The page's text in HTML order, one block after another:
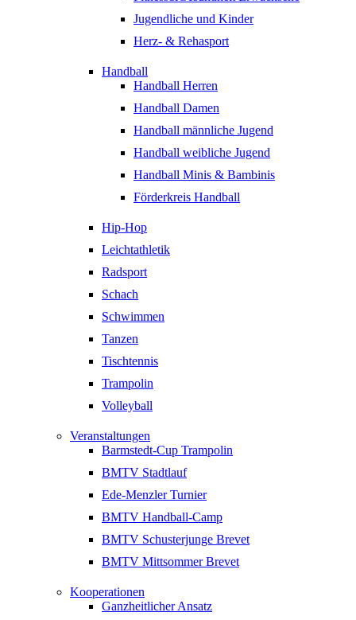
Jugendliche und Kinder
Herz- & Rehasport
Handball
Handball Herren
Handball Damen
Handball männliche Jugend
Handball weibliche Jugend
Handball Minis & Bambinis
Förderkreis Handball
Hip-Hop
Leichtathletik
Radsport
Schach
Schwimmen
Tanzen
Tischtennis
Trampolin
Volleyball
Veranstaltungen
Barmstedt-Cup Trampolin
BMTV Stadtlauf
Ede-Menzler Turnier
BMTV Handball-Camp
BMTV Schusterjunge Brevet
BMTV Mittsommer Brevet
Kooperationen
Ganzheitlicher Ansatz